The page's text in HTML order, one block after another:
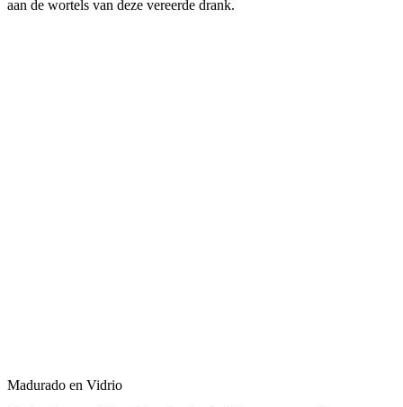
aan de wortels van deze vereerde drank.
Madurado en Vidrio